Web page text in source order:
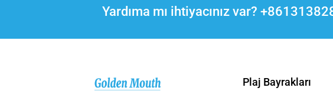
Yardıma mı ihtiyacınız var?
Plaj Bayrakları